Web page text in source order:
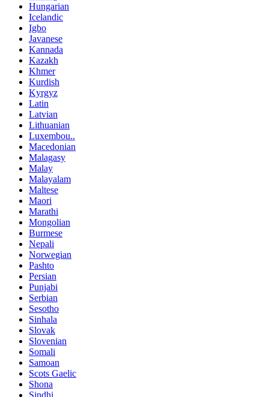
Hungarian
Icelandic
Igbo
Javanese
Kannada
Kazakh
Khmer
Kurdish
Kyrgyz
Latin
Latvian
Lithuanian
Luxembou..
Macedonian
Malagasy
Malay
Malayalam
Maltese
Maori
Marathi
Mongolian
Burmese
Nepali
Norwegian
Pashto
Persian
Punjabi
Serbian
Sesotho
Sinhala
Slovak
Slovenian
Somali
Samoan
Scots Gaelic
Shona